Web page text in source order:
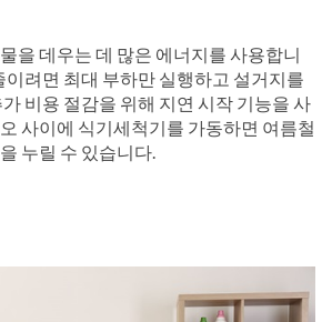
을 데우는 데 많은 에너지를 사용합니
이려면 최대 부하만 실행하고 설거지를
비용 절감을 위해 지연 시작 기능을 사
사이에 식기세척기를 가동하면 여름철
누릴 수 있습니다.